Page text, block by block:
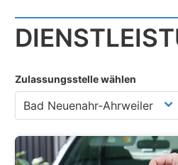
Zulassungsstelle wählen